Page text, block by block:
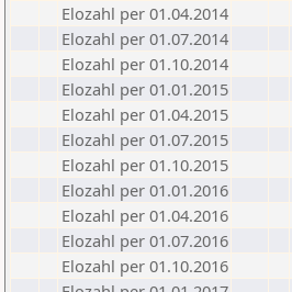
Elozahl per 01.04.2014
Elozahl per 01.07.2014
Elozahl per 01.10.2014
Elozahl per 01.01.2015
Elozahl per 01.04.2015
Elozahl per 01.07.2015
Elozahl per 01.10.2015
Elozahl per 01.01.2016
Elozahl per 01.04.2016
Elozahl per 01.07.2016
Elozahl per 01.10.2016